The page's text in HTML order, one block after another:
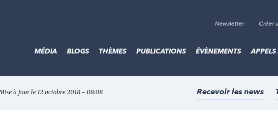
Newsletter Créer
MÉDIA BLOGS THÈMES PUBLICATIONS ÉVÈNEMENTS
à jour le 12 octobre 2018 - 08:08 Recevoir les news